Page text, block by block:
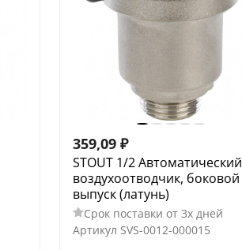
359,09 ₽
STOUT 1/2 Автоматический
воздухоотводчик, боковой
выпуск (латунь)
Срок поставки от 3х дней
Артикул SVS-0012-000015